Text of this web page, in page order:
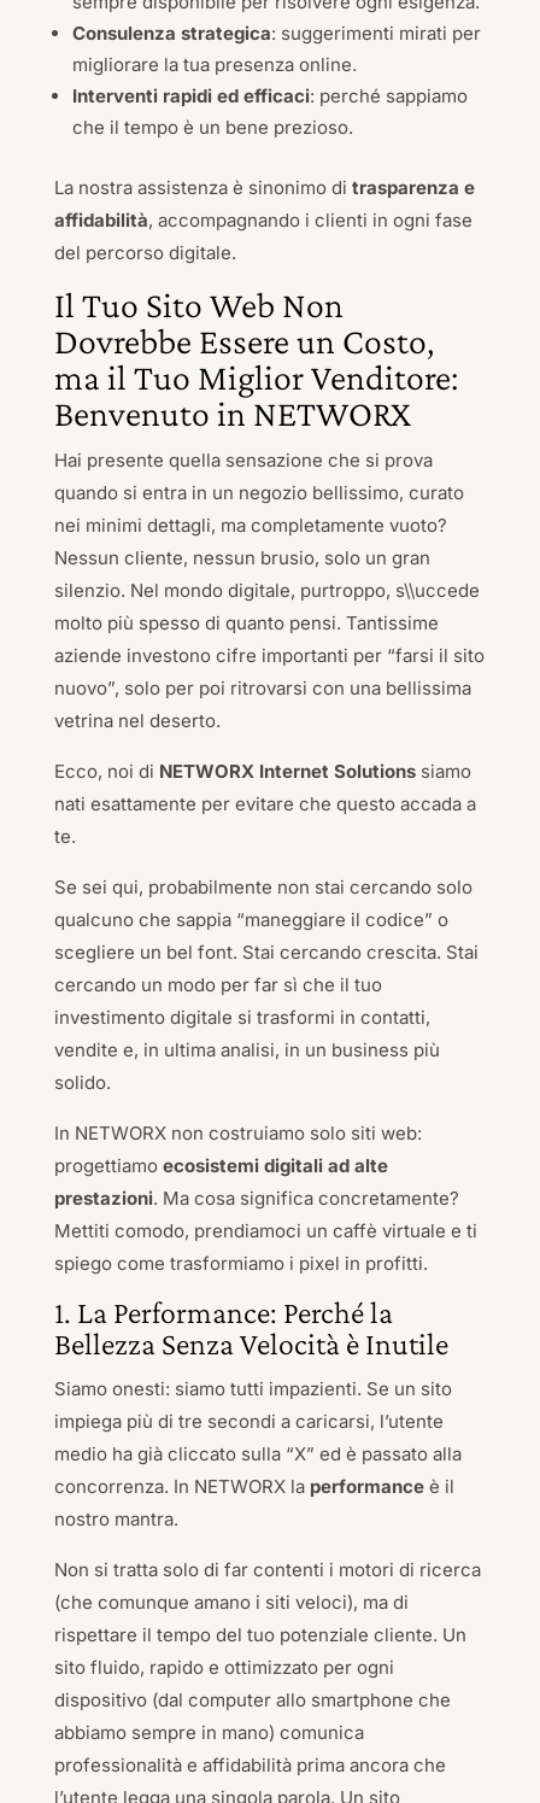
Consulenza strategica: suggerimenti mirati per
migliorare la tua presenza online.
Interventi rapidi ed efficaci: perché sappiamo
che il tempo è un bene prezioso.
La nostra assistenza è sinonimo di trasparenza e
affidabilità, accompagnando i clienti in ogni fase
del percorso digitale.
Il Tuo Sito Web Non
Dovrebbe Essere un Costo,
ma il Tuo Miglior Venditore:
Benvenuto in NETWORX
Hai presente quella sensazione che si prova
quando si entra in un negozio bellissimo, curato
nei minimi dettagli, ma completamente vuoto?
Nessun cliente, nessun brusio, solo un gran
silenzio. Nel mondo digitale, purtroppo, s\\uccede
molto più spesso di quanto pensi. Tantissime
aziende investono cifre importanti per “farsi il sito
nuovo”, solo per poi ritrovarsi con una bellissima
vetrina nel deserto.
Ecco, noi di NETWORX Internet Solutionssiamo
nati esattamente per evitare che questo accada a
te.
Se sei qui, probabilmente non stai cercando solo
qualcuno che sappia “maneggiare il codice” o
scegliere un bel font. Stai cercando crescita. Stai
cercando un modo per far sì che il tuo
investimento digitale si trasformi in contatti,
vendite e, in ultima analisi, in un business più
solido.
In NETWORX non costruiamo solo siti web:
progettiamo ecosistemi digitali ad alte
prestazioni. Ma cosa significa concretamente?
Mettiti comodo, prendiamoci un caffè virtuale e ti
spiego come trasformiamo i pixel in profitti.
1. La Performance: Perché la
Bellezza Senza Velocità è Inutile
Siamo onesti: siamo tutti impazienti. Se un sito
impiega più di tre secondi a caricarsi, l’utente
medio ha già cliccato sulla “X” ed è passato alla
concorrenza. In NETWORX la performanceè il
nostro mantra.
Non si tratta solo di far contenti i motori di ricerca
(che comunque amano i siti veloci), ma di
rispettare il tempo del tuo potenziale cliente. Un
sito fluido, rapido e ottimizzato per ogni
dispositivo (dal computer allo smartphone che
abbiamo sempre in mano) comunica
professionalità e affidabilità prima ancora che
l’utente legga una singola parola. Un sito